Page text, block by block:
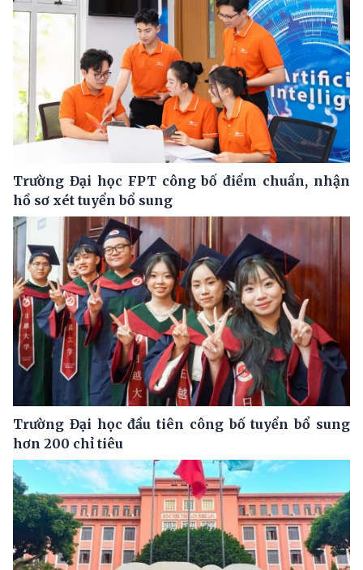
Trường Đại học FPT công bố điểm chuẩn, nhận
hồ sơ xét tuyển bổ sung
Trường Đại học đầu tiên công bố tuyển bổ sung
hơn 200 chỉ tiêu